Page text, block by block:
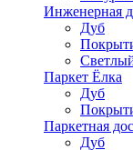
Инженерная
Дуб
Паркет Ёлка
Дуб
Паркетная
Дуб